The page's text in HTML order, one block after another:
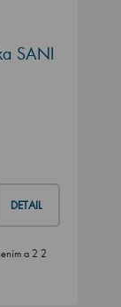
SANI
DETAIL
a 2 2